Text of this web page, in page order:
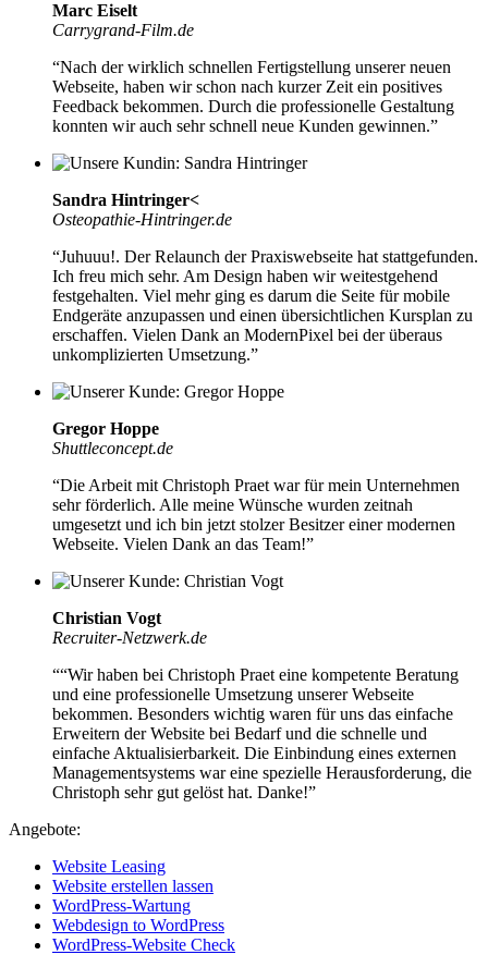
Marc Eiselt
Carrygrand-Film.de
“Nach derwirklich schnellen Fertigstellung unserer neuen
Webseite, haben wir schon nach kurzer Zeit ein positives
Feedback bekommen. Durch die professionelle Gestaltung
konnten wir auch sehr schnell neue Kunden gewinnen.”
Sandra Hintringer<
Osteopathie-Hintringer.de
“Juhuuu!. Der Relaunch der Praxiswebseite hat stattgefunden.
Ich freu mich sehr. Am Design haben wir weitestgehend
festgehalten. Viel mehr ging es darum die Seite für mobile
Endgeräte anzupassen und einen übersichtlichen Kursplan zu
erschaffen. Vielen Dank an ModernPixel bei derüberaus
unkomplizierten Umsetzung.”
Gregor Hoppe
Shuttleconcept.de
“Die Arbeit mit Christoph Praet war für mein Unternehmen
sehr förderlich. Alle meine Wünsche wurden zeitnah
umgesetzt und ich bin jetzt stolzer Besitzer einer modernen
Webseite. Vielen Dank an das Team!”
Christian Vogt
Recruiter-Netzwerk.de
““Wir haben bei Christoph Praet eine kompetente Beratung
und eine professionelle Umsetzung unserer Webseite
bekommen. Besonders wichtig waren für uns das einfache
Erweitern der Website bei Bedarf und die schnelle und
einfache Aktualisierbarkeit. Die Einbindung eines externen
Managementsystems war eine spezielle Herausforderung, die
Christoph sehr gut gelöst hat. Danke!”
Angebote:
Website Leasing
Website erstellen lassen
WordPress-Wartung
Webdesign to WordPress
WordPress-Website Check